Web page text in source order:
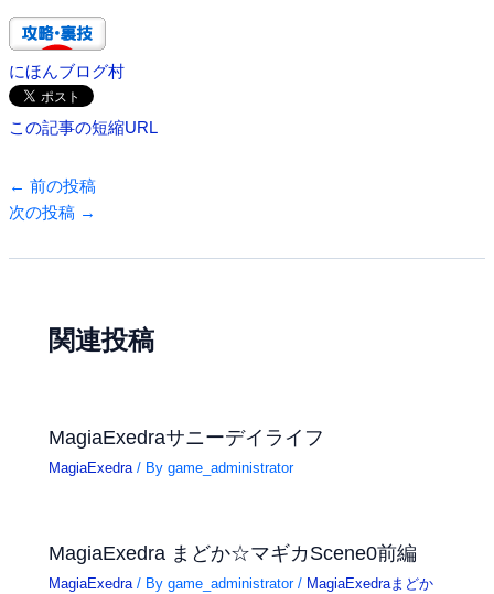
にほんブログ村
この記事の短縮URL
← 前の投稿
次の投稿 →
関連投稿
MagiaExedraサニーデイライフ
MagiaExedra/ Bygame_administrator
MagiaExedra まどか☆マギカScene0前編
MagiaExedra/ Bygame_administrator/ MagiaExedraまどか